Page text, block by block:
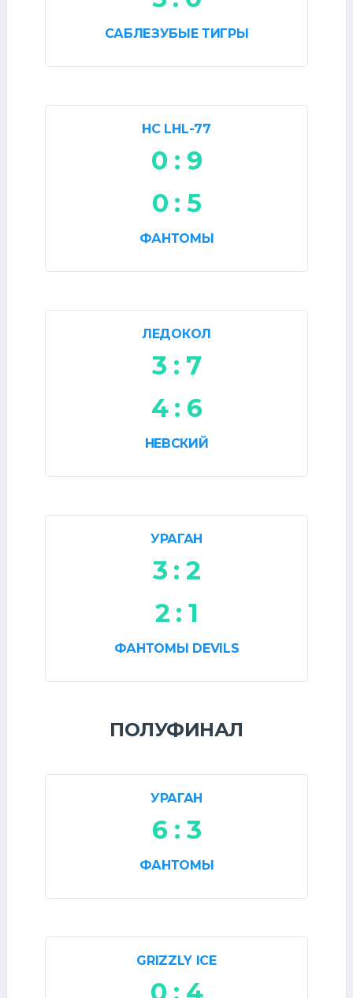
САБЛЕЗУБЫЕ ТИГРЫ
HC LHL-77
0 : 9
0 : 5
ФАНТОМЫ
ЛЕДОКОЛ
3 : 7
4 : 6
НЕВСКИЙ
УРАГАН
3 : 2
2 : 1
ФАНТОМЫ DEVILS
ПОЛУФИНАЛ
УРАГАН
6 : 3
ФАНТОМЫ
GRIZZLY ICE